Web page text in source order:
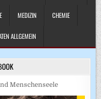
MEDIZIN CHEMIE
ALLGEMEIN
Menschenseele